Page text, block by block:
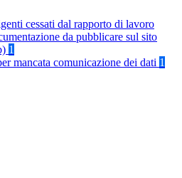
cessati dal rapporto di lavoro
da pubblicare sul sito
1
mancata comunicazione dei dati 1